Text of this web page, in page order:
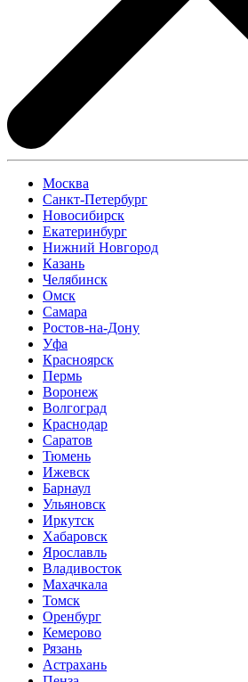
Москва
Санкт-Петербург
Новосибирск
Екатеринбург
Нижний Новгород
Казань
Челябинск
Омск
Самара
Ростов-на-Дону
Уфа
Красноярск
Пермь
Воронеж
Волгоград
Краснодар
Саратов
Тюмень
Ижевск
Барнаул
Ульяновск
Иркутск
Хабаровск
Ярославль
Владивосток
Махачкала
Томск
Оренбург
Кемерово
Рязань
Астрахань